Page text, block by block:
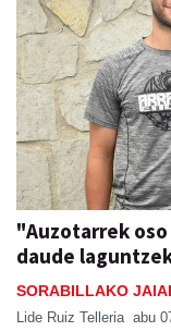
"Auzotarrek
daude
SORABILLAKO
Lide Ruiz Telleria abu